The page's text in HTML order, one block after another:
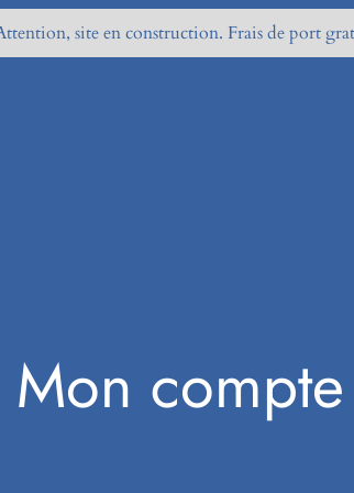
site en construction. Frais de port
Mon compte